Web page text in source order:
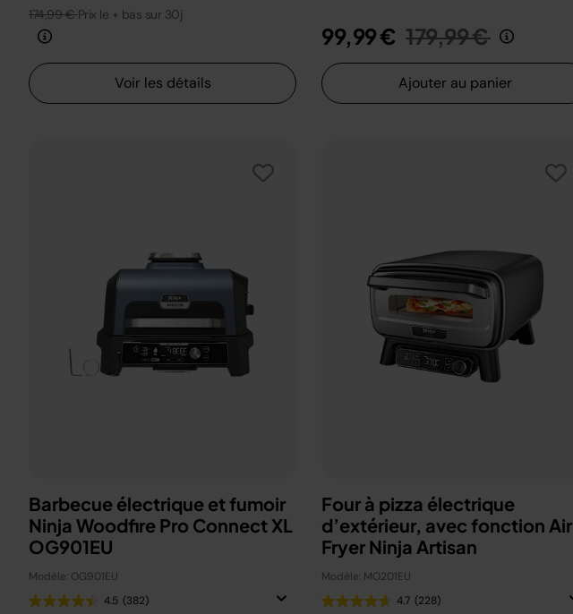
174,99 €Prix le + bas sur 30j
Voir les détails
99,99 € Prix réduit de
179,99 €au
Ajouter au panier
Barbecue électrique et fumoir
Ninja Woodfire Pro Connect XL
OG901EU
Modèle: OG901EU
4.5 (382)
Four à pizza électrique
d’extérieur, avec fonction Air
Fryer Ninja Artisan
Modèle: MO201EU
4.7 (228)